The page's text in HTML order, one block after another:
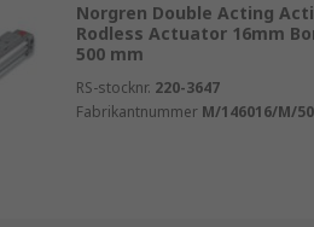
Norgren Double Acting
Rodless Actuator 16mm
500 mm
RS-stocknr. 220-3647
Fabrikantnummer M/146016/M/